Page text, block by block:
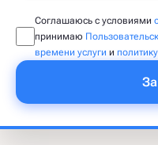
Соглашаюсь с условиями
принимаю
времени услуги и